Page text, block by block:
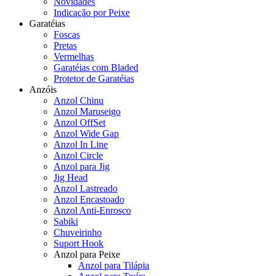
Indicação por Peixe
Garatéias
Foscas
Pretas
Vermelhas
Garatéias com Bladed
Protetor de Garatéias
Anzóis
Anzol Chinu
Anzol Maruseigo
Anzol OffSet
Anzol Wide Gap
Anzol In Line
Anzol Circle
Anzol para Jig
Jig Head
Anzol Lastreado
Anzol Encastoado
Anzol Anti-Enrosco
Sabiki
Chuveirinho
Suport Hook
Anzol para Peixe
Anzol para Tilápia